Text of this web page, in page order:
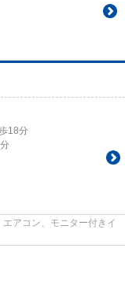
18分
アコン、モニター付きイ